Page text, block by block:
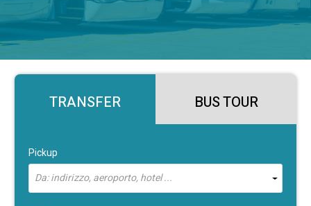
TRANSFER BUS TOUR
Pickup
Da: indirizzo, aeroporto, hotel ...